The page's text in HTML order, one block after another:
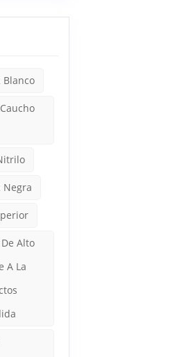
Blanco
Negra
Alto
A La